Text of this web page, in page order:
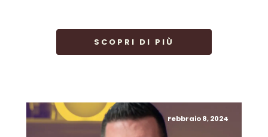
SCOPRI DI PIÙ
Febbraio 8, 2024